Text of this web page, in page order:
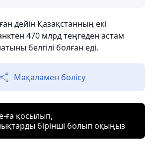
дейін Қазақстанның екі
470 млрд теңгеден астам
белгілі болған еді.
Мақаламен бөлісу
ға қосылып,
бірінші болып оқыңыз